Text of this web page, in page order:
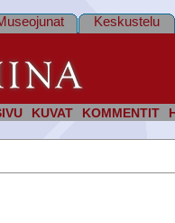
KUVAT KOMMENTIT
Keskustelu